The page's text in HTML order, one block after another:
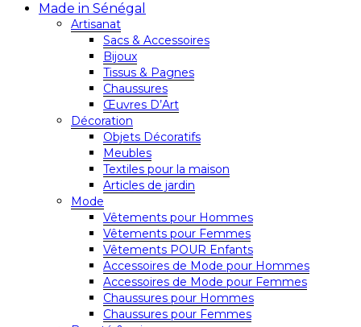
Made in Sénégal
Artisanat
Sacs & Accessoires
Bijoux
Tissus & Pagnes
Chaussures
Œuvres D’Art
Décoration
Objets Décoratifs
Meubles
Textiles pour la maison
Articles de jardin
Mode
Vêtements pour Hommes
Vêtements pour Femmes
Vêtements POUR Enfants
Accessoires de Mode pour Hommes
Accessoires de Mode pour Femmes
Chaussures pour Hommes
Chaussures pour Femmes